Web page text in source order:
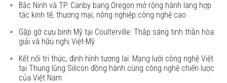
Bắc Ninh và TP. Canby bang Oregon mở rộng hành lang hợp
tác kinh tế, thương mại, nông nghiệp công nghệ cao
Gặp gỡ cựu binh Mỹ tại Coulterville: Thắp sáng tinh thần hòa
giải và hữu nghị Việt-Mỹ
Kết nối tri thức, định hình tương lai: Mạng lưới công nghệ Việt
tại Thung lũng Silicon đồng hành cùng công nghệ chiến lược
của Việt Nam